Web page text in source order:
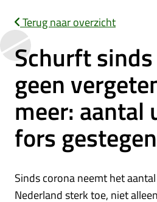
Terug naar overzicht
Schurft
geen
meer: aantal
fors gestegen
Sinds corona neemt het
Nederland sterk toe, niet